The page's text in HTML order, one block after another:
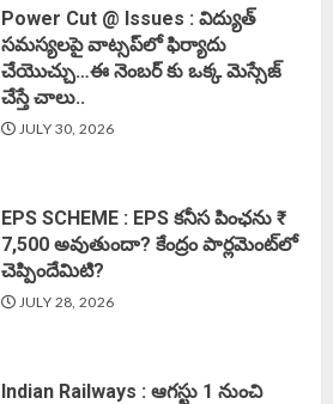
Power Cut @ Issues : విద్యుత్
సమస్యలపై వాట్సప్‌లో ఫిర్యాదు
చేయొచ్చు…ఈ నెంబర్ కు ఒక్క మెస్సేజ్
చేస్తే చాలు..
JULY 30, 2026
EPS SCHEME : EPS కనీస పింఛను ₹
7,500 అవుతుందా? కేంద్రం పార్లమెంట్‌లో
చెప్పిందేమిటి?
JULY 28, 2026
Indian Railways : ఆగస్టు 1 నుంచి